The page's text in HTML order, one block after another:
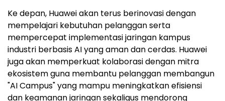
Ke depan, Huawei akan terus berinovasi dengan
mempelajari kebutuhan pelanggan serta
mempercepat implementasi jaringan kampus
industri berbasis AI yang aman dan cerdas. Huawei
juga akan memperkuat kolaborasi dengan mitra
ekosistem guna membantu pelanggan membangun
"AI Campus" yang mampu meningkatkan efisiensi
dan keamanan jaringan sekaligus mendorong